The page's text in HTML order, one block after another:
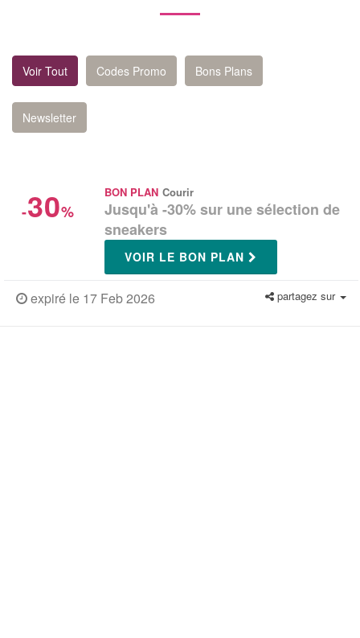
Voir Tout Codes Promo Bons Plans
Newsletter
-30%
BON PLAN Courir
Jusqu'à -30% sur une sélection de
sneakers
VOIR LE BON PLAN
expiré le 17 Feb 2026 partagez sur